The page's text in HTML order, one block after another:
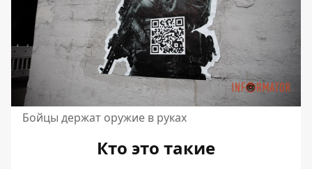
Бойцы держат оружие в руках
Кто это такие